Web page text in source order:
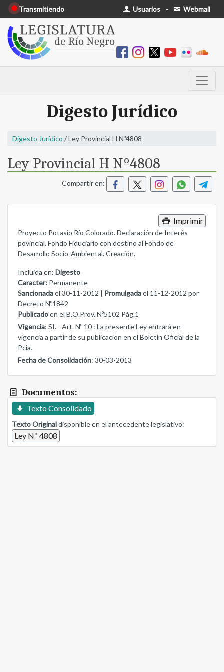
Transmitiendo Usuarios - Webmail
Digesto Jurídico
Digesto Jurídico / Ley Provincial H Nº4808
Ley Provincial H Nº4808
Compartir en:
Imprimir
Proyecto Potasio Río Colorado. Declaración de Interés
povincial. Fondo Fiduciario con destino al Fondo de
Desarrollo Socio-Ambiental. Creación.
Incluida en: Digesto
Caracter: Permanente
Sancionadael 30-11-2012 | Promulgadael 11-12-2012 por
Decreto Nº1842
Publicadoen el B.O.Prov. Nº5102 Pág.1
Vigencia: SI. - Art. Nº 10 : La presente Ley entrará en
vigencia a partir de su publicacíon en el Boletin Oficial de la
Pcia.
Fecha de Consolidación: 30-03-2013
Documentos:
Texto Consolidado
Texto Originaldisponible en el antecedente legislativo:
Ley Nº 4808